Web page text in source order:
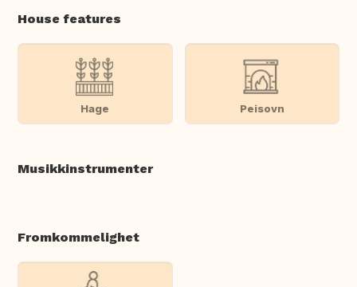
House features
Hage Peisovn
Musikkinstrumenter
Fromkommelighet